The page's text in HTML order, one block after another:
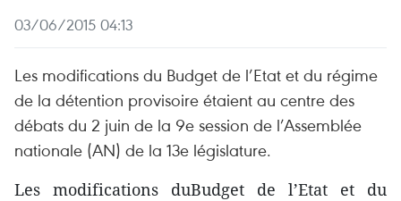
03/06/2015 04:13
Les modifications du Budget de l’Etat et du régime
de la détention provisoire étaient au centre des
débats du 2 juin de la 9e session de l’Assemblée
nationale (AN) de la 13e législature.
Les modifications duBudget de l’Etat et du